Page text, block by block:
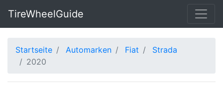
TireWheelGuide
Startseite Automarken Fiat
Strada
2020